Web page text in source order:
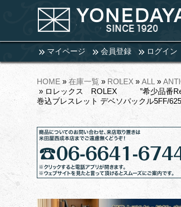
マイページ 会員登録 ログイン
HOME » 在庫一覧 » ROLEX » ALL »
» ロレックス ROLEX ”希少品番
巻込ブレスレット デベソバックル5FF/